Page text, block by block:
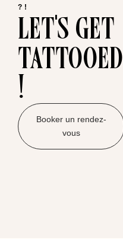
?!
let's get
tattooed
!
Booker un rendez-
vous